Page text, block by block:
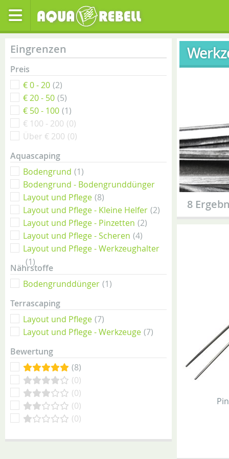
Eingrenzen
Preis
€ 0 - 20 (2)
€ 20 - 50 (5)
€ 50 - 100 (1)
€ 100 - 200 (0)
Über € 200 (0)
Aquascaping
Bodengrund (1)
Bodengrund - Bodengrunddünger
(1)
Layout und Pflege (8)
Layout und Pflege - Kleine Helfer (2)
Layout und Pflege - Pinzetten (2)
Layout und Pflege - Scheren (4)
Layout und Pflege - Werkzeughalter
(1)
Nährstoffe
Bodengrunddünger (1)
Terrascaping
Layout und Pflege (7)
Layout und Pflege - Werkzeuge (7)
Bewertung
(8)
(0)
(0)
(0)
(0)
8